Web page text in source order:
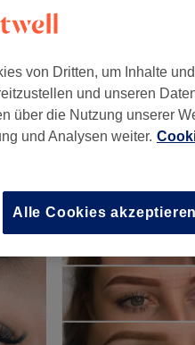
von Dritten, um Inhalte
und unseren
über die Nutzung unserer
und Analysen weiter.
Alle Cookies